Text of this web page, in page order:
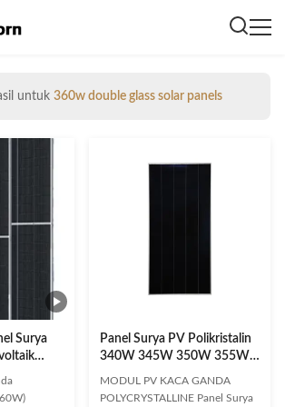
untuk 360w double glass solar panels
Surya
Panel Surya PV Polikristalin
340W 345W 350W 355W
MODUL PV KACA GANDA
POLYCRYSTALLINE Panel Surya